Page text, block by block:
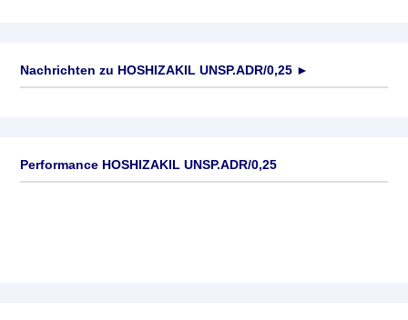
Nachrichten zu HOSHIZAKIL UNSP.ADR/0,25 ►
Performance HOSHIZAKIL UNSP.ADR/0,25